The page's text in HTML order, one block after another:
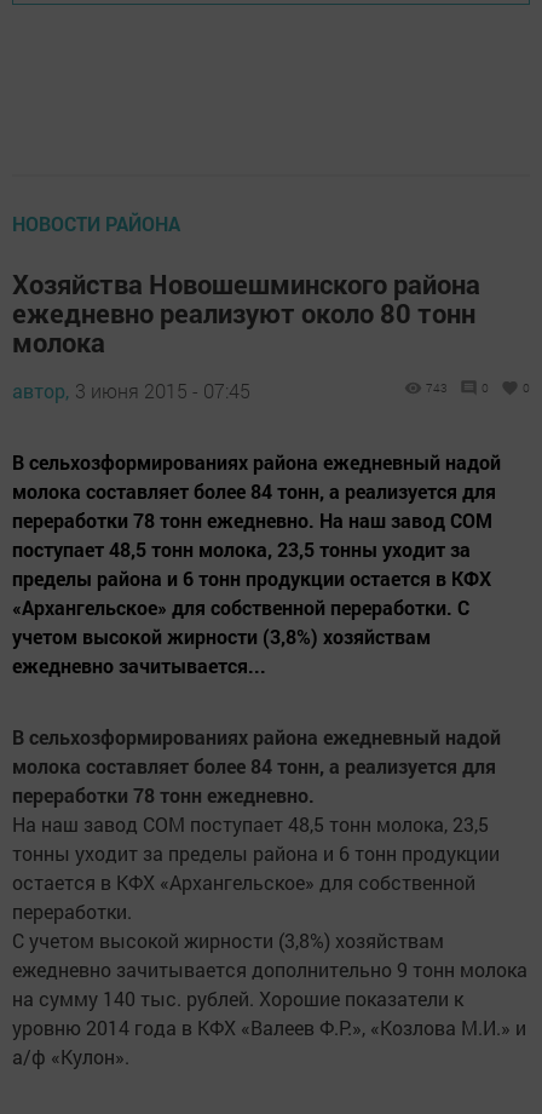
НОВОСТИ РАЙОНА
Хозяйства Новошешминского района
ежедневно реализуют около 80 тонн
молока
автор, 3 июня 2015 - 07:45 743 0 0
В сельхозформированиях района ежедневный надой
молока составляет более 84 тонн, а реализуется для
переработки 78 тонн ежедневно. На наш завод СОМ
поступает 48,5 тонн молока, 23,5 тонны уходит за
пределы района и 6 тонн продукции остается в КФХ
«Архангельское» для собственной переработки. С
учетом высокой жирности (3,8%) хозяйствам
ежедневно зачитывается...
В сельхозформированиях района ежедневный надой
молока составляет более 84 тонн, а реализуется для
переработки 78 тонн ежедневно.
На наш завод СОМ поступает 48,5 тонн молока, 23,5
тонны уходит за пределы района и 6 тонн продукции
остается в КФХ «Архангельское» для собственной
переработки.
С учетом высокой жирности (3,8%) хозяйствам
ежедневно зачитывается дополнительно 9 тонн молока
на сумму 140 тыс. рублей. Хорошие показатели к
уровню 2014 года в КФХ «Валеев Ф.Р.», «Козлова М.И.» и
а/ф «Кулон».